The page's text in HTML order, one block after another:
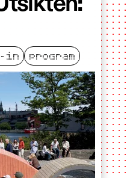
in program